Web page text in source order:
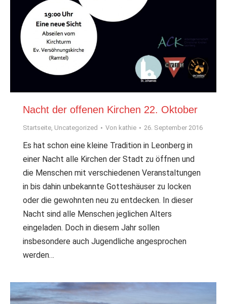
Nacht der offenen Kirchen 22. Oktober
Startseite, Uncategorized Von kathie 26. September 2016
Es hat schon eine kleine Tradition in Leonberg in
einer Nacht alle Kirchen der Stadt zu öffnen und
die Menschen mit verschiedenen Veranstaltungen
in bis dahin unbekannte Gotteshäuser zu locken
oder die gewohnten neu zu entdecken. In dieser
Nacht sind alle Menschen jeglichen Alters
eingeladen. Doch in diesem Jahr sollen
insbesondere auch Jugendliche angesprochen
werden…